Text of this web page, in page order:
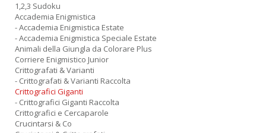
1,2,3 Sudoku
Accademia Enigmistica
- Accademia Enigmistica Estate
- Accademia Enigmistica Speciale Estate
Animali della Giungla da Colorare Plus
Corriere Enigmistico Junior
Crittografati & Varianti
- Crittografati & Varianti Raccolta
Crittografici Giganti
- Crittografici Giganti Raccolta
Crittografici e Cercaparole
Crucintarsi & Co